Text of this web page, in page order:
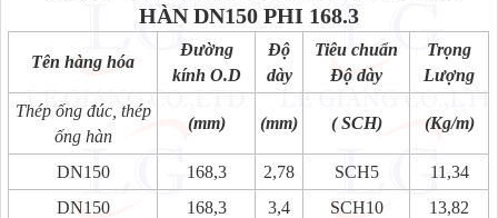
HÀNDN150 PHI 168.3
Tên hàng hóa
Đường
kính O.D
Độ
dày
Tiêu chuẩn
Độ dày
Trọng
Lượng
Thép ống đúc, thép
ống hàn
(mm) (mm) ( SCH) (Kg/m)
DN150 168,3 2,78 SCH5
11,34
DN150
168,3 3,4 SCH10
13,82